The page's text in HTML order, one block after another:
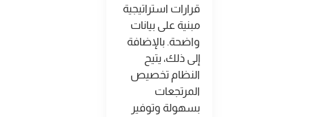
قرارات استراتيجية
مبنية على بيانات
واضحة. بالإضافة
إلى ذلك، يتيح
النظام تخصيص
المرتجعات
بسهولة وتوفير